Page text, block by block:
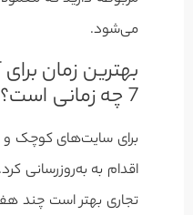
می‌شود.
بهترین زمان
7 چه زمانی است؟
برای سایت‌های کوچک و
اقدام به به‌روزرسانی
تجاری بهتر است چند